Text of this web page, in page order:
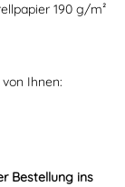
190 g/m²
Ihnen:
Bestellung ins